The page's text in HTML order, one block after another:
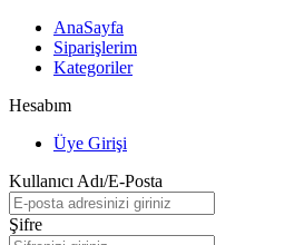
AnaSayfa
Siparişlerim
Kategoriler
Hesabım
Üye Girişi
Kullanıcı Adı/E-Posta
Şifre